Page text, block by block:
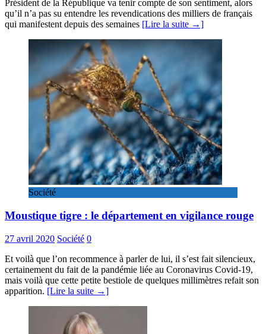
Président de la République va tenir compte de son sentiment, alors
qu’il n’a pas su entendre les revendications des milliers de français
qui manifestent depuis des semaines [Lire la suite →]
Société
Moustique tigre : le département en vigilance rouge
27 avril 2020 Société 0
Et voilà que l’on recommence à parler de lui, il s’est fait silencieux,
certainement du fait de la pandémie liée au Coronavirus Covid-19,
mais voilà que cette petite bestiole de quelques millimètres refait son
apparition. [Lire la suite →]